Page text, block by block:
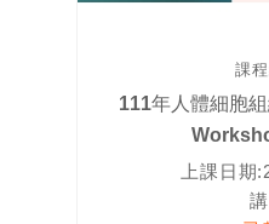
課
111年人體細胞
上課日期: